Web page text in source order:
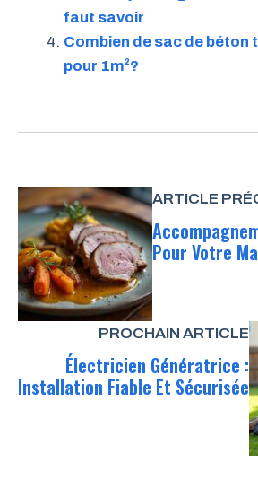
faut savoir
Combien de sac de béton
pour 1m²?
ARTICLE
Pour Votre
PROCHAIN ARTICLE
Électricien Génératrice :
Installation Fiable Et Sécurisée